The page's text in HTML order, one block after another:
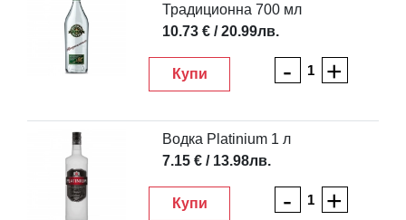
Традиционна 700 мл
10.73 € / 20.99лв.
Купи - +
Водка Platinium 1 л
7.15 € / 13.98лв.
Купи - +